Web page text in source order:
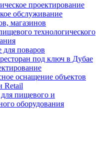
проектирование
обслуживание
магазинов
технологического
для поваров
под ключ в Дубае
оснащение объектов
Retail
для пищевого и
оборудования